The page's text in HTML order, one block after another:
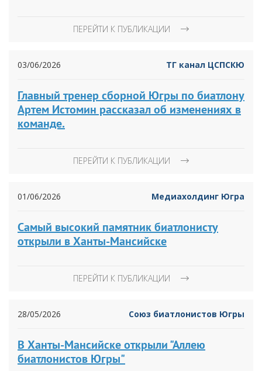
ПЕРЕЙТИ К ПУБЛИКАЦИИ
03/06/2026 ТГ канал ЦСПСКЮ
Главный тренер сборной Югры по биатлону
Артем Истомин рассказал об изменениях в
команде.
ПЕРЕЙТИ К ПУБЛИКАЦИИ
01/06/2026 Медиахолдинг Югра
Самый высокий памятник биатлонисту
открыли в Ханты-Мансийске
ПЕРЕЙТИ К ПУБЛИКАЦИИ
28/05/2026 Союз биатлонистов Югры
В Ханты-Мансийске открыли "Аллею
биатлонистов Югры"